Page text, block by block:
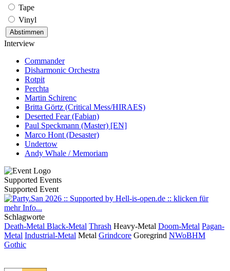
Tape
Vinyl
Interview
Commander
Disharmonic Orchestra
Rotpit
Perchta
Martin Schirenc
Britta Görtz (Critical Mess/HIRAES)
Deserted Fear (Fabian)
Paul Speckmann (Master) [EN]
Marco Hont (Desaster)
Undertow
Andy Whale / Memoriam
Supported Events
Supported Event
Schlagworte
Death-Metal Black-Metal Thrash Heavy-Metal Doom-Metal Pagan-
Metal Industrial-Metal Metal Grindcore Goregrind NWoBHM
Gothic